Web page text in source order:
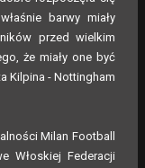
barwy miały
przed wielkim
że miały one być
Kilpina - Nottingham
Milan Football
Włoskiej Federacji